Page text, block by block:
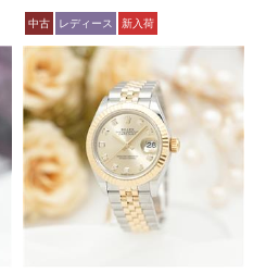
中古 レディース 新入荷